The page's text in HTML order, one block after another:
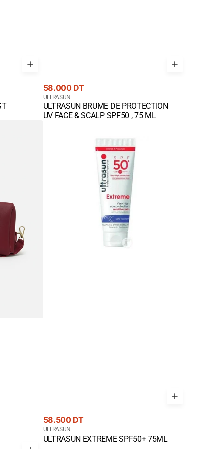
Prix
courant
58.000 DT
Fournisseur
:
ULTRASUN
ULTRASUN BRUME DE PROTECTION
UV FACE & SCALP SPF50 , 75 ML
Quick View
Prix
courant
58.500 DT
Fournisseur
:
ULTRASUN
ULTRASUN EXTREME SPF50+ 75ML
Quick View